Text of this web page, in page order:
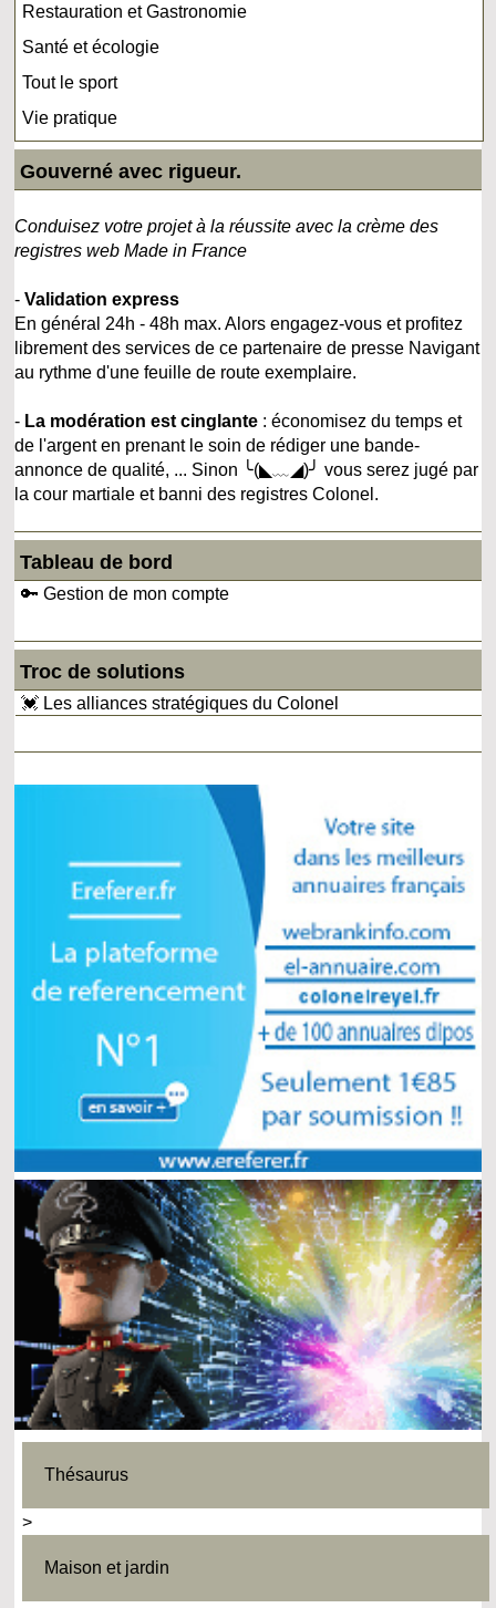
Restauration et Gastronomie
Santé et écologie
Tout le sport
Vie pratique
Gouverné avec rigueur.
Conduisez votre projet à la réussite avec la crème des
registres web Made in France
-Validation express
En général 24h - 48h max. Alors engagez-vous et profitez
librement des services de ce partenaire de presse Navigant
au rythme d'une feuille de route exemplaire.
- La modération est cinglante : économisez du temps et
de l'argent en prenant le soin de rédiger une bande-
annonce de qualité, ... Sinon ╰(◣﹏◢)╯ vous serez jugé par
la cour martiale et banni des registres Colonel.
Tableau de bord
🔑 Gestion de mon compte
Troc de solutions
💓 Les alliances stratégiques du Colonel
Thésaurus
>
Maison et jardin